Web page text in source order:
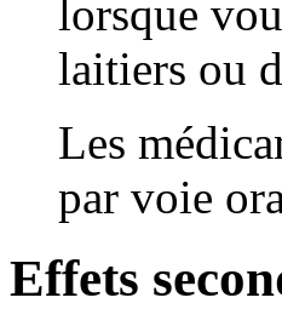
lorsque
laitiers ou
Les
par voie
Effets